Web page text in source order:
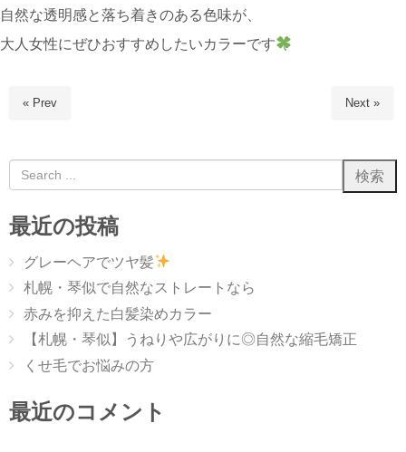
自然な透明感と落ち着きのある色味が、
大人女性にぜひおすすめしたいカラーです
« Prev Next »
最近の投稿
グレーヘアでツヤ髪
札幌・琴似で自然なストレートなら
赤みを抑えた白髪染めカラー
【札幌・琴似】うねりや広がりに◎自然な縮毛矯正
くせ毛でお悩みの方
最近のコメント